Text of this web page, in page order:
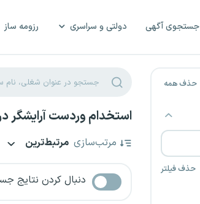
جستجوی آگهی دولتی و سراسری رزومه ساز
حذف همه
حذف فیلتر
استخدام وردست آرایشگر
مرتب‌سازی مرتبط‌ترین
دنبال کردن نتایج